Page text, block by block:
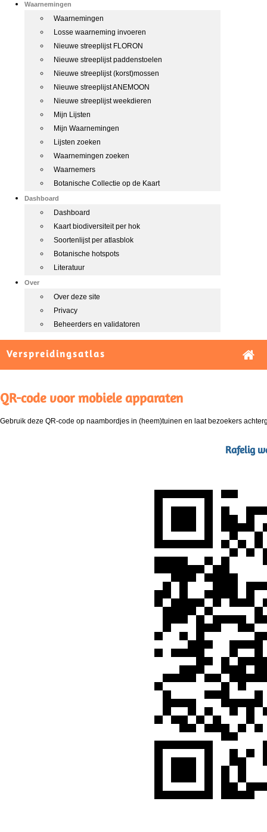
Waarnemingen
Waarnemingen
Losse waarneming invoeren
Nieuwe streeplijst FLORON
Nieuwe streeplijst paddenstoelen
Nieuwe streeplijst (korst)mossen
Nieuwe streeplijst ANEMOON
Nieuwe streeplijst weekdieren
Mijn Lijsten
Mijn Waarnemingen
Lijsten zoeken
Waarnemingen zoeken
Waarnemers
Botanische Collectie op de Kaart
Dashboard
Dashboard
Kaart biodiversiteit per hok
Soortenlijst per atlasblok
Botanische hotspots
Literatuur
Over
Over deze site
Privacy
Beheerders en validatoren
Verspreidingsatlas
QR-code voor mobiele apparaten
Gebruik deze QR-code op naambordjes in (heem)tuinen en laat bezoekers
Rafelig